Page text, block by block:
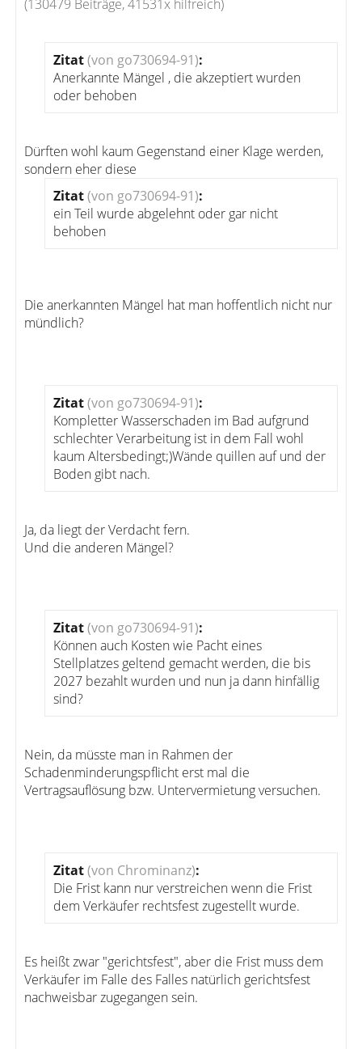
(130479 Beiträge, 41531x hilfreich)
Zitat(von go730694-91):
Anerkannte Mängel , die akzeptiert wurden
oder behoben
Dürften wohl kaum Gegenstand einer Klage werden,
sondern eher diese
Zitat(von go730694-91):
ein Teil wurde abgelehnt oder gar nicht
behoben
Die anerkannten Mängel hat man hoffentlich nicht nur
mündlich?
Zitat(von go730694-91):
Kompletter Wasserschaden im Bad aufgrund
schlechter Verarbeitung ist in dem Fall wohl
kaum Altersbedingt;)Wände quillen auf und der
Boden gibt nach.
Ja, da liegt der Verdacht fern.
Und die anderen Mängel?
Zitat(von go730694-91):
Können auch Kosten wie Pacht eines
Stellplatzes geltend gemacht werden, die bis
2027 bezahlt wurden und nun ja dann hinfällig
sind?
Nein, da müsste man in Rahmen der
Schadenminderungspflicht erst mal die
Vertragsauflösung bzw. Untervermietung versuchen.
Zitat(von Chrominanz):
Die Frist kann nur verstreichen wenn die Frist
dem Verkäufer rechtsfest zugestellt wurde.
Es heißt zwar "gerichtsfest", aber die Frist muss dem
Verkäufer im Falle des Falles natürlich gerichtsfest
nachweisbar zugegangen sein.